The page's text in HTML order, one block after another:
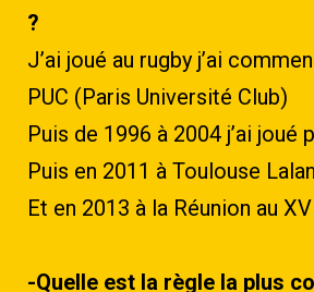
?
J’ai joué au rugby j’ai
PUC (Paris Université Club)
Puis de 1996 à 2004 j’ai joué
Puis en 2011 à Toulouse
Et en 2013 à la Réunion au
-Quelle est la règle la plus